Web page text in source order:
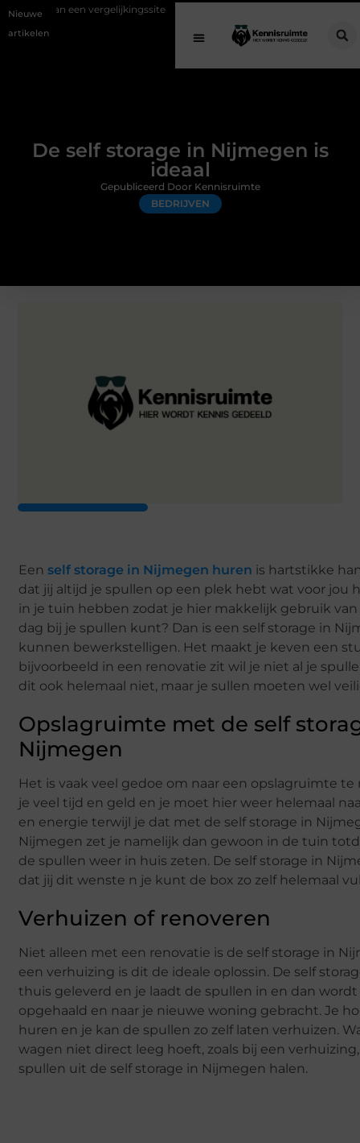
Nieuwe
artikelen
Schenking aan een goed doel: waarom geven
De self storage in Nijmegen is
ideaal
BEDRIJVEN
Gepubliceerd Door Kennisruimte
Eenself storage in Nijmegen huren is hartstikke
dat jij altijd je spullen op een plek hebt wat voor jou
in je tuin hebben zodat je hier makkelijk gebruik
dag bij je spullen kunt? Dan is een self storage in
kunnen bewerkstelligen. Het maakt je keven een
bijvoorbeeld in een renovatie zit wil je niet al je
dit ook helemaal niet, maar je sullen moeten wel
Opslagruimte met de self
Het is vaak veel gedoe om naar een opslagruimte
je veel tijd en geld en je moet hier weer helemaal
en energie terwijl je dat met de self storage in
Nijmegen zet je namelijk dan gewoon in de tuin
de spullen weer in huis zeten. De self storage in
dat jij dit wenste n je kunt de box zo zelf helemaal
Verhuizen of renoveren
Niet alleen met een renovatie is de self storage in
een verhuizing is dit de ideale oplossin. De self
thuis geleverd en je laadt de spullen in en dan
opgehaald en naar je nieuwe woning gebracht. Je
huren en je kan de spullen zo zelf laten verhuizen.
wagen niet direct leeg hoeft, zoals bij een
spullen uit de self storage in Nijmegen halen.